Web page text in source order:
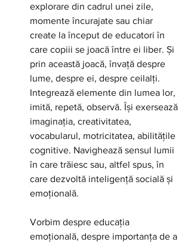
explorare din cadrul unei zile,
momente încurajate sau chiar
create la început de educatori în
care copiii se joacă între ei liber. Și
prin această joacă, învață despre
lume, despre ei, despre ceilalți.
Integrează elemente din lumea lor,
imită, repetă, observă. Își exersează
imaginația, creativitatea,
vocabularul, motricitatea, abilitățile
cognitive. Navighează sensul lumii
în care trăiesc sau, altfel spus, în
care dezvoltă inteligență socială și
emoțională.
Vorbim despre educația
emoțională, despre importanța de a